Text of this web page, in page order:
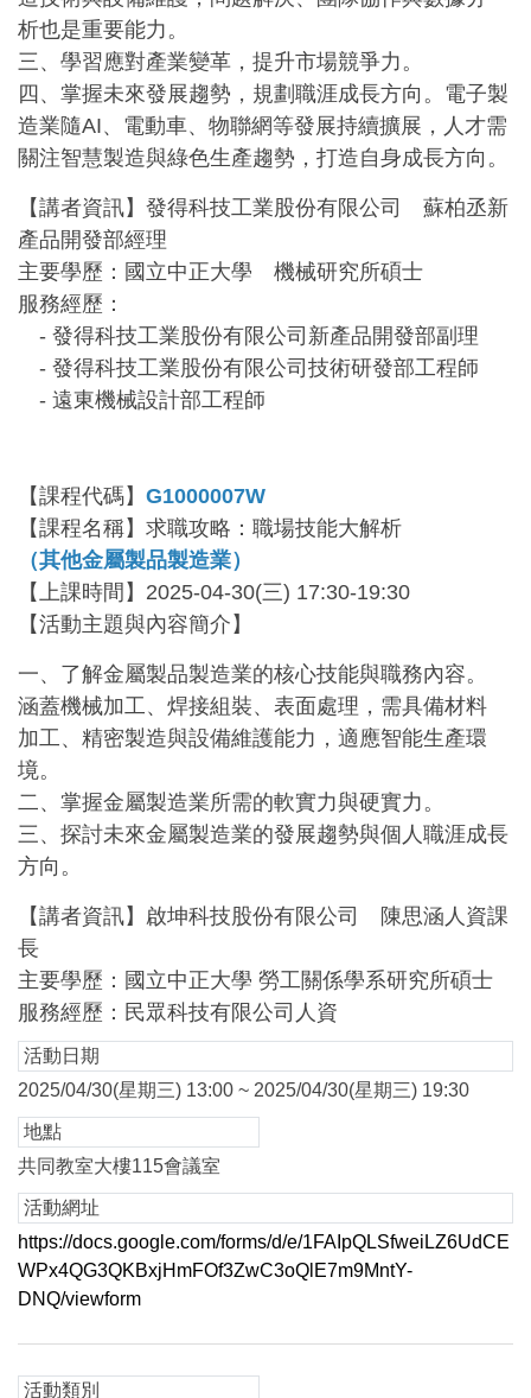
析也是重要能力。
三、學習應對產業變革，提升市場競爭力。
四、掌握未來發展趨勢，規劃職涯成長方向。電子製
造業隨AI、電動車、物聯網等發展持續擴展，人才需
關注智慧製造與綠色生產趨勢，打造自身成長方向。
【講者資訊】發得科技工業股份有限公司 蘇柏丞新
產品開發部經理
主要學歷：國立中正大學 機械研究所碩士
服務經歷：
- 發得科技工業股份有限公司新產品開發部副理
- 發得科技工業股份有限公司技術研發部工程師
- 遠東機械設計部工程師
【課程代碼】 G1000007W
【課程名稱】求職攻略：職場技能大解析
（其他金屬製品製造業）
【上課時間】2025-04-30(三) 17:30-19:30
【活動主題與內容簡介】
一、了解金屬製品製造業的核心技能與職務內容。
涵蓋機械加工、焊接組裝、表面處理，需具備材料
加工、精密製造與設備維護能力，適應智能生產環
境。
二、掌握金屬製造業所需的軟實力與硬實力。
三、探討未來金屬製造業的發展趨勢與個人職涯成長
方向。
【講者資訊】啟坤科技股份有限公司 陳思涵人資課
長
主要學歷：國立中正大學 勞工關係學系研究所碩士
服務經歷：民眾科技有限公司人資
活動日期
2025/04/30(星期三) 13:00 ~ 2025/04/30(星期三) 19:30
地點
共同教室大樓115會議室
活動網址
https://docs.google.com/forms/d/e/1FAIpQLSfweiLZ6UdCE
WPx4QG3QKBxjHmFOf3ZwC3oQlE7m9MntY-
DNQ/viewform
活動類別